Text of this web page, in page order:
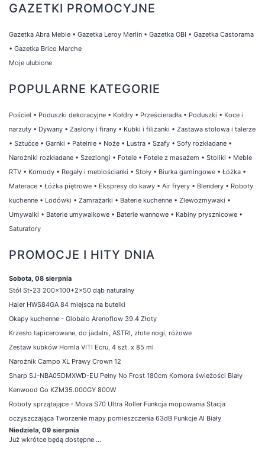
skorzystania z atrakcyjnych cen.
GAZETKI PROMOCYJNE
Gazetka Abra Meble • Gazetka Leroy Merlin • Gazetka OBI • Gazetka Castorama
• Gazetka Brico Marche
Moje ulubione
POPULARNE KATEGORIE
Pościel • Poduszki dekoracyjne • Kołdry • Prześcieradła • Poduszki • Koce i
narzuty • Dywany • Zasłony i firany • Kubki i filiżanki • Zastawa stołowa i talerze
• Sztućce • Garnki • Patelnie • Noże • Lustra • Szafy • Sofy rozkładane •
Narożniki rozkładane • Szezlongi • Fotele • Fotele z masażem • Stoliki • Meble
RTV • Komody • Regały i meblościanki • Stoły • Biurka gamingowe • Łóżka •
Materace • Łóżka piętrowe • Ekspresy do kawy • Air fryery • Blendery • Roboty
kuchenne • Lodówki • Zamrażarki • Baterie kuchenne • Zlewozmywaki •
Umywalki • Baterie umywalkowe • Baterie wannowe • Kabiny prysznicowe •
Saturatory
PROMOCJE I HITY DNIA
Sobota, 08 sierpnia
Stół St-23 200x100+2x50 dąb naturalny
Haier HWS84GA 84 miejsca na butelki
Okapy kuchenne - Globalo Arenoflow 39.4 Złoty
Krzesło tapicerowane, do jadalni, ASTRI, złote nogi, różowe
Zestaw kubków Homla VITI Ecru, 4 szt. x 85 ml
Narożnik Campo XL Prawy Crown 12
Sharp SJ-NBA05DMXWD-EU Pełny No Frost 180cm Komora świeżości Biały
Kenwood Go KZM35.000GY 800W
Roboty sprzątające - Mova S70 Ultra Roller Funkcja mopowania Stacja
oczyszczająca Tworzenie mapy pomieszczenia 63dB Funkcje AI Biały
Niedziela, 09 sierpnia
Już wkrótce będą dostępne ...